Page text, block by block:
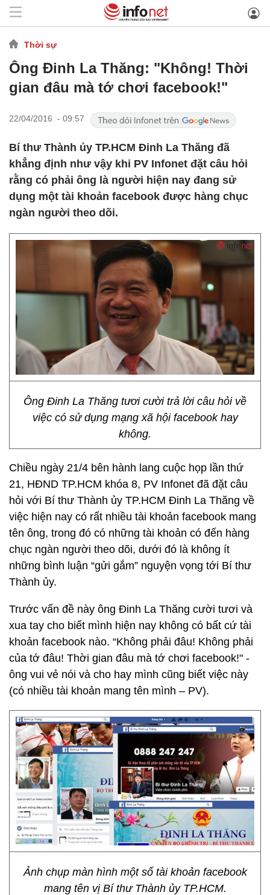
Thời sự
Ông Đinh La Thăng: "Không! Thời
gian đâu mà tớ chơi facebook!"
22/04/2016 - 09:57
Bí thư Thành ủy TP.HCM Đinh La Thăng đã
khẳng định như vậy khi PV Infonet đặt câu hỏi
rằng có phải ông là người hiện nay đang sử
dụng một tài khoản facebook được hàng chục
ngàn người theo dõi.
Ông Đinh La Thăng tươi cười trả lời câu hỏi về
việc có sử dụng mạng xã hội facebook hay
không.
Chiều ngày 21/4 bên hành lang cuộc họp lần thứ
21, HĐND TP.HCM khóa 8, PV Infonet đã đặt câu
hỏi với Bí thư Thành ủy TP.HCM Đinh La Thăng về
việc hiện nay có rất nhiều tài khoản facebook mang
tên ông, trong đó có những tài khoản có đến hàng
chục ngàn người theo dõi, dưới đó là không ít
những bình luận “gửi gắm” nguyện vọng tới Bí thư
Thành ủy.
Trước vấn đề này ông Đinh La Thăng cười tươi và
xua tay cho biết mình hiện nay không có bất cứ tài
khoản facebook nào. “Không phải đâu! Không phải
của tớ đâu! Thời gian đâu mà tớ chơi facebook!" -
ông vui vẻ nói và cho hay mình cũng biết việc này
(có nhiều tài khoản mang tên mình – PV).
Ảnh chụp màn hình một số tài khoản facebook
mang tên vị Bí thư Thành ủy TP.HCM.